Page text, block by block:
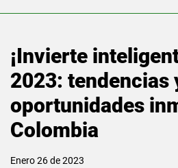
¡Invierte
2023: tendencias
oportunidades
Colombia
Enero 26 de 2023